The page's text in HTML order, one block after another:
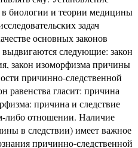
в биологии и теории медицины
задач
основных законов
следующие: закон
закон изоморфизма причины
причинно-следственной
равенства гласит: причина
причина и следствие
либо отношении. Наличие
в следствии) имеет важное
причинно-следственной